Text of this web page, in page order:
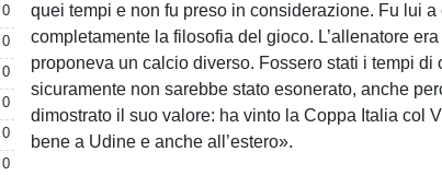
0
0
0
0
0
0
quei tempi e non fu preso in considerazione. Fu lui a
completamente la filosofia del gioco. L’allenatore
proponeva un calcio diverso. Fossero stati i tempi di
sicuramente non sarebbe stato esonerato, anche
dimostrato il suo valore: ha vinto la Coppa Italia col
bene a Udine e anche all’estero».